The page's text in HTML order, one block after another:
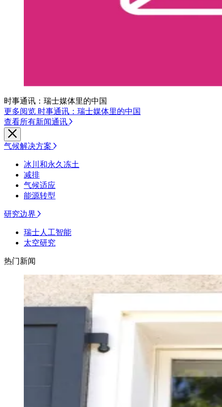
时事通讯：瑞士媒体里的中国
更多阅览 时事通讯：瑞士媒体里的中国
查看所有新闻通讯
气候解决方案
冰川和永久冻土
减排
气候适应
能源转型
研究边界
瑞士人工智能
太空研究
热门新闻